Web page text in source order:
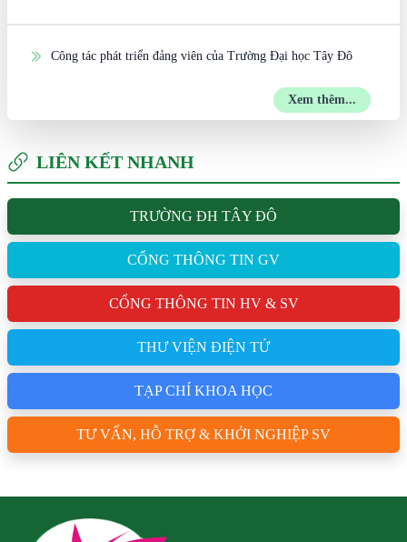
Công tác phát triển đảng viên của Trường Đại học Tây Đô
Xem thêm...
LIÊN KẾT NHANH
TRƯỜNG ĐH TÂY ĐÔ
CỔNG THÔNG TIN GV
CỔNG THÔNG TIN HV & SV
THƯ VIỆN ĐIỆN TỬ
TẠP CHÍ KHOA HỌC
TƯ VẤN, HỖ TRỢ & KHỞI NGHIỆP SV